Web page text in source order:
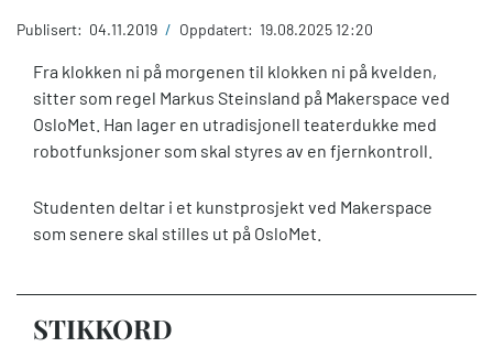
Publisert: 04.11.2019 / Oppdatert: 19.08.2025 12:20
Fra klokken ni på morgenen til klokken ni på kvelden,
sitter som regel Markus Steinsland på Makerspace ved
OsloMet. Han lager en utradisjonell teaterdukke med
robotfunksjoner som skal styres av en fjernkontroll.
Studenten deltar i et kunstprosjekt ved Makerspace
som senere skal stilles ut på OsloMet.
STIKKORD